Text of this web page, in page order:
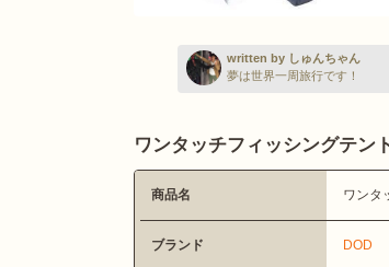
written by しゅんちゃん
夢は世界一周旅行です！
ワンタッチフィッシングテン
商品名 ワンタ
ブランド DOD